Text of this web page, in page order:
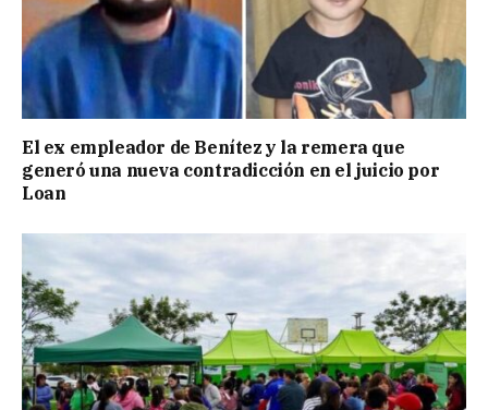
El ex empleador de Benítez y la remera que
generó una nueva contradicción en el juicio por
Loan